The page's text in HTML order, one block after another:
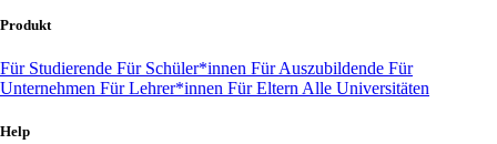
Produkt
Für Studierende Für Schüler*innen Für Auszubildende Für
Unternehmen Für Lehrer*innen Für Eltern Alle Universitäten
Help